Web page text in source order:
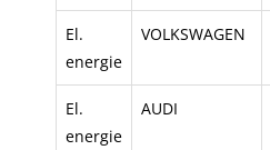
El.
energie
VOLKSWAGEN
El.
energie
AUDI